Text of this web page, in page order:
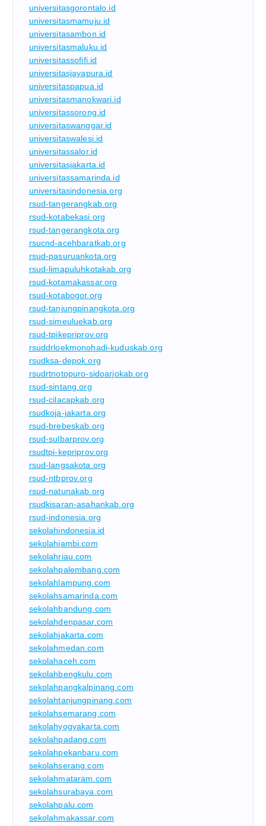
universitasgorontalo.id
universitasmamuju.id
universitasambon.id
universitasmaluku.id
universitassofifi.id
universitasjayapura.id
universitaspapua.id
universitasmanokwari.id
universitassorong.id
universitaswanggar.id
universitaswalesi.id
universitassalor.id
universitasjakarta.id
universitassamarinda.id
universitasindonesia.org
rsud-tangerangkab.org
rsud-kotabekasi.org
rsud-tangerangkota.org
rsucnd-acehbaratkab.org
rsud-pasuruankota.org
rsud-limapuluhkotakab.org
rsud-kotamakassar.org
rsud-kotabogor.org
rsud-tanjungpinangkota.org
rsud-simeuluekab.org
rsud-tpikepriprov.org
rsuddrloekmonohadi-kuduskab.org
rsudksa-depok.org
rsudrtnotopuro-sidoarjokab.org
rsud-sintang.org
rsud-cilacapkab.org
rsudkoja-jakarta.org
rsud-brebeskab.org
rsud-sulbarprov.org
rsudtpi-kepriprov.org
rsud-langsakota.org
rsud-ntbprov.org
rsud-natunakab.org
rsudkisaran-asahankab.org
rsud-indonesia.org
sekolahindonesia.id
sekolahjambi.com
sekolahriau.com
sekolahpalembang.com
sekolahlampung.com
sekolahsamarinda.com
sekolahbandung.com
sekolahdenpasar.com
sekolahjakarta.com
sekolahmedan.com
sekolahaceh.com
sekolahbengkulu.com
sekolahpangkalpinang.com
sekolahtanjungpinang.com
sekolahsemarang.com
sekolahyogyakarta.com
sekolahpadang.com
sekolahpekanbaru.com
sekolahserang.com
sekolahmataram.com
sekolahsurabaya.com
sekolahpalu.com
sekolahmakassar.com